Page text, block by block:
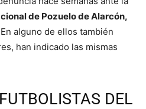
de Pozuelo de Alarcón,
alguno de ellos también
han indicado las mismas
DEL